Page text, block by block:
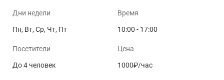
Дни недели
Пн, Вт, Ср, Чт, Пт
Время
10:00 - 17:00
Посетители
До 4 человек
Цена
1000₽/час